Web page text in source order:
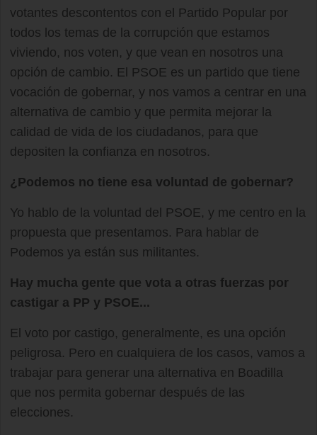
votantes descontentos con el Partido Popular por
todos los temas de la corrupción que estamos
viviendo, nos voten, y que vean en nosotros una
opción de cambio. El PSOE es un partido que tiene
vocación de gobernar, y nos vamos a centrar en una
alternativa de cambio y que permita mejorar la
calidad de vida de los ciudadanos, para que
depositen la confianza en nosotros.
¿Podemos no tiene esa voluntad de gobernar?
Yo hablo de la voluntad del PSOE, y me centro en la
propuesta que presentamos. Para hablar de
Podemos ya están sus militantes.
Hay mucha gente que vota a otras fuerzas por
castigar a PP y PSOE...
El voto por castigo, generalmente, es una opción
peligrosa. Pero en cualquiera de los casos, vamos a
trabajar para generar una alternativa en Boadilla
que nos permita gobernar después de las
elecciones.